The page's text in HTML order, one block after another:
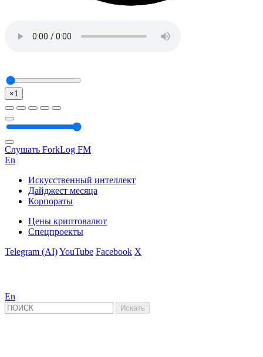
×1
Слушать ForkLog FM
En
Искусственный интеллект
Дайджест месяца
Корпораты
Цены криптовалют
Спецпроекты
Telegram (AI)YouTube Facebook X
En